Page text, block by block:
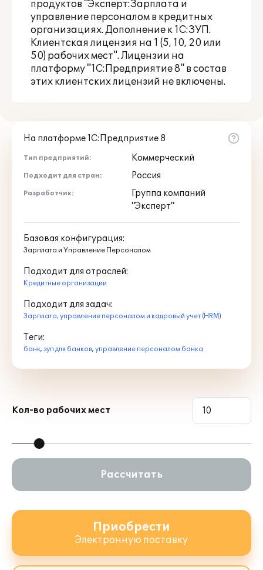
продуктов "Эксперт:Зарплата и
управление персоналом в кредитных
организациях. Дополнение к 1С:ЗУП.
Клиентская лицензия на 1 (5, 10, 20 или
50) рабочих мест". Лицензии на
платформу "1С:Предприятие 8" в состав
этих клиентских лицензий не включены.
На платформе 1С:Предприятие 8
Тип предприятий: Коммерческий
Подходит для стран: Россия
Разработчик:
Группа компаний
"Эксперт"
Базовая конфигурация:
Зарплата и Управление Персоналом
Подходит для отраслей:
Кредитные организации
Подходит для задач:
Зарплата, управление персоналом и кадровый учет (HRM)
Теги:
банк, зуп для банков, управление персоналом банка
Кол-во рабочих мест
Рассчитать
Приобрести
Электронную поставку